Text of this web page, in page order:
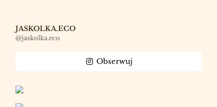
JASKOLKA.ECO
@jaskolka.eco
Obserwuj